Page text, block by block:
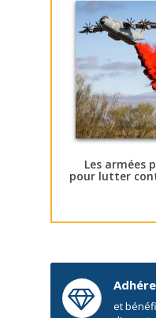
Les armées
pour lutter
et